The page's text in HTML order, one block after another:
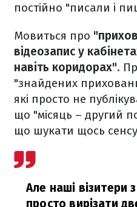
постійно "писали і
Мовиться про
відеозапис у
навіть коридорах".
"знайдених
які просто не
що "місяць – другий
що шукати щось
Але наші візитери
просто вирізати